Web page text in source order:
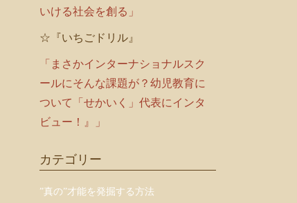
いける社会を創る」
☆『いちごドリル』
「まさかインターナショナルスク
ールにそんな課題が？幼児教育に
ついて「せかいく」代表にインタ
ビュー！』」
カテゴリー
”真の”才能を発掘する方法